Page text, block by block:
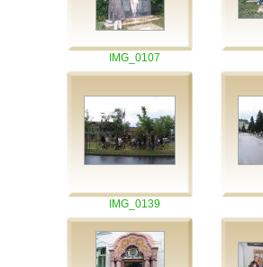
IMG_0107
IMG_0139